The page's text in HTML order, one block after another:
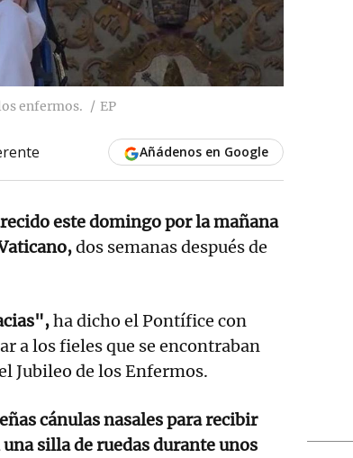
enfermos. EP
Añádenos en Google
este domingo por la mañana
dos semanas después de
ha dicho el Pontífice con
a los fieles que se encontraban
Jubileo de los Enfermos.
cánulas nasales para recibir
silla de ruedas durante unos